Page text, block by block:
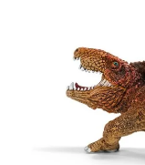
на Яндекс.Маркете
Оставьте отзыв
через систему
указанием
и получите